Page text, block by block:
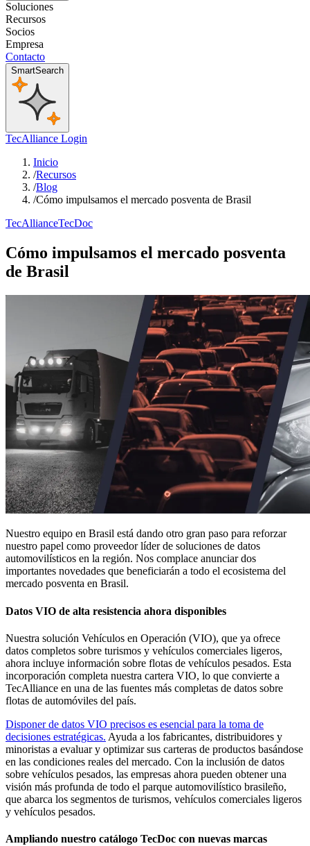
Soluciones
Recursos
Socios
Empresa
Contacto
SmartSearch
TecAlliance Login
Inicio
/Recursos
/Blog
/Cómo impulsamos el mercado posventa de Brasil
TecAllianceTecDoc
Cómo impulsamos el mercado posventa
de Brasil
Nuestro equipo en Brasil está dando otro gran paso para reforzar
nuestro papel como proveedor líder de soluciones de datos
automovilísticos en la región. Nos complace anunciar dos
importantes novedades que beneficiarán a todo el ecosistema del
mercado posventa en Brasil.
Datos VIO de alta resistencia ahora disponibles
Nuestra solución Vehículos en Operación (VIO), que ya ofrece
datos completos sobre turismos y vehículos comerciales ligeros,
ahora incluye información sobre flotas de vehículos pesados. Esta
incorporación completa nuestra cartera VIO, lo que convierte a
TecAlliance en una de las fuentes más completas de datos sobre
flotas de automóviles del país.
Disponer de datos VIO precisos es esencial para la toma de
decisiones estratégicas. Ayuda a los fabricantes, distribuidores y
minoristas a evaluar y optimizar sus carteras de productos basándose
en las condiciones reales del mercado. Con la inclusión de datos
sobre vehículos pesados, las empresas ahora pueden obtener una
visión más profunda de todo el parque automovilístico brasileño,
que abarca los segmentos de turismos, vehículos comerciales ligeros
y vehículos pesados.
Ampliando nuestro catálogo TecDoc con nuevas marcas